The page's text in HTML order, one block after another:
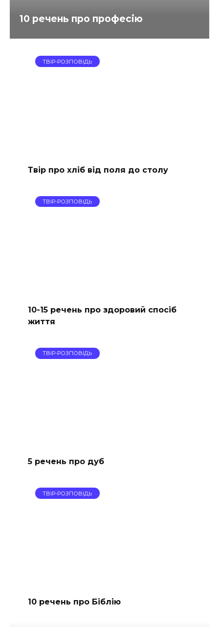
10 речень про професію
ТВІР-РОЗПОВІДЬ
Твір про хліб від поля до столу
ТВІР-РОЗПОВІДЬ
10-15 речень про здоровий спосіб
життя
ТВІР-РОЗПОВІДЬ
5 речень про дуб
ТВІР-РОЗПОВІДЬ
10 речень про Біблію